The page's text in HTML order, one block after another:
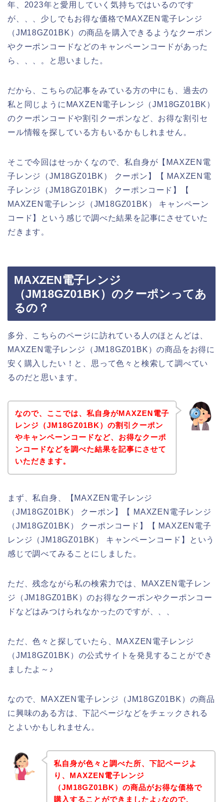
年、2023年と愛用していく気持ちではいるのです
が、、、少しでもお得な価格でMAXZEN電子レンジ
（JM18GZ01BK）の商品を購入できるようなクーポン
やクーポンコードなどのキャンペーンコードがあった
ら、、、。と思いました。
だから、こちらの記事をみている方の中にも、過去の
私と同じようにMAXZEN電子レンジ（JM18GZ01BK）
のクーポンコードや割引クーポンなど、お得な割引セ
ール情報を探している方もいるかもしれません。
そこで今回はせっかくなので、私自身が【MAXZEN電
子レンジ（JM18GZ01BK） クーポン】【 MAXZEN電
子レンジ（JM18GZ01BK） クーポンコード】【
MAXZEN電子レンジ（JM18GZ01BK） キャンペーン
コード】という感じで調べた結果を記事にさせていた
だきます。
MAXZEN電子レンジ
（JM18GZ01BK）のクーポンってあ
るの？
多分、こちらのページに訪れている人のほとんどは、
MAXZEN電子レンジ（JM18GZ01BK）の商品をお得に
安く購入したい！と、思って色々と検索して調べてい
るのだと思います。
なので、ここでは、私自身がMAXZEN電子
レンジ（JM18GZ01BK）の割引クーポン
やキャンペーンコードなど、お得なクーポ
ンコードなどを調べた結果を記事にさせて
いただきます。
まず、私自身、【MAXZEN電子レンジ
（JM18GZ01BK） クーポン】【 MAXZEN電子レンジ
（JM18GZ01BK） クーポンコード】【 MAXZEN電子
レンジ（JM18GZ01BK） キャンペーンコード】という
感じで調べてみることにしました。
ただ、残念ながら私の検索力では、MAXZEN電子レン
ジ（JM18GZ01BK）のお得なクーポンやクーポンコー
ドなどはみつけられなかったのですが、、、
ただ、色々と探していたら、MAXZEN電子レンジ
（JM18GZ01BK）の公式サイトを発見することができ
ましたよ～♪
なので、MAXZEN電子レンジ（JM18GZ01BK）の商品
に興味のある方は、下記ページなどをチェックされる
とよいかもしれません。
私自身が色々と調べた所、下記ページよ
り、MAXZEN電子レンジ
（JM18GZ01BK）の商品がお得な価格で
購入することができましたよ♪なので、